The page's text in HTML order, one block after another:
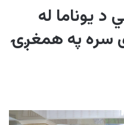
د یوناما له
سره په همغږۍ